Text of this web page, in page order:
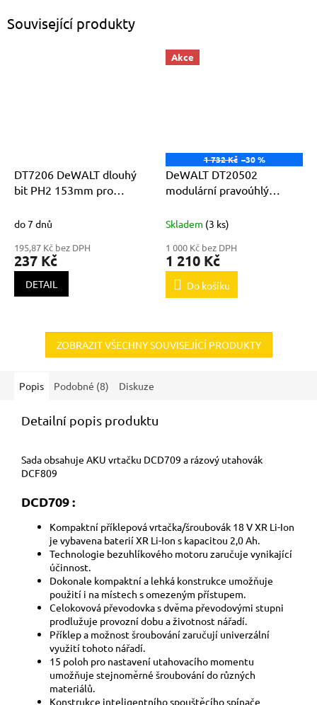
Související produkty
DT7206 DeWALT dlouhý
bit PH2 153mm pro
do 7 dnů
195,87 Kč bez DPH
237 Kč
DETAIL
Akce
1 732 Kč –30 %
DeWALT DT20502
modulární pravoúhlý
prodloužením
Skladem (3 ks)
1 000 Kč bez DPH
1 210 Kč
Do košíku
ZOBRAZIT VŠECHNY SOUVISEJÍCÍ PRODUKTY
Popis Podobné (8) Diskuze
Detailní popis produktu
Sada obsahuje AKU vrtačku DCD709 a rázový utahovák
DCF809
DCD709 :
Kompaktní příklepová vrtačka/šroubovák 18 V XR Li-Ion
je vybavena baterií XR Li-Ion s kapacitou 2,0 Ah.
Technologie bezuhlíkového motoru zaručuje vynikající
účinnost.
Dokonale kompaktní a lehká konstrukce umožňuje
použití i na místech s omezeným přístupem.
Celokovová převodovka s dvěma převodovými stupni
prodlužuje provozní dobu a životnost nářadí.
Příklep a možnost šroubování zaručují univerzální
využití tohoto nářadí.
15 poloh pro nastavení utahovacího momentu
umožňuje stejnoměrné šroubování do různých
materiálů.
Konstrukce inteligentního spouštěcího spínače